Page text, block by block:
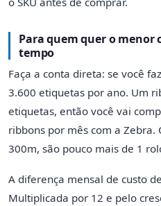
Para quem quer o
tempo
Faça a conta direta: se você
3.600 etiquetas por ano. Um
etiquetas, então você vai
ribbons por mês com a Zebra.
300m, são pouco mais de 1
A diferença mensal de custo
Multiplicada por 12 e pelo